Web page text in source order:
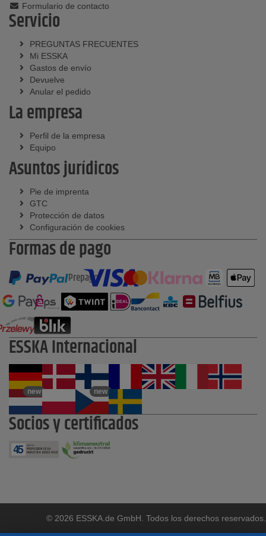
Formulario de contacto
Servicio
PREGUNTAS FRECUENTES
Mi ESSKA
Gastos de envío
Devuelve
Anular el pedido
La empresa
Perfil de la empresa
Equipo
Asuntos jurídicos
Pie de imprenta
GTC
Protección de datos
Configuración de cookies
Formas de pago
Prepago
ESSKA Internacional
new new
Socios y certificados
© 2026 ESSKA.de GmbH. Todos los derechos reservados.